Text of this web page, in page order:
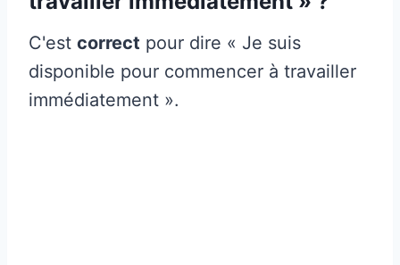
C'est correct pour dire « Je suis
disponible pour commencer à travailler
immédiatement ».